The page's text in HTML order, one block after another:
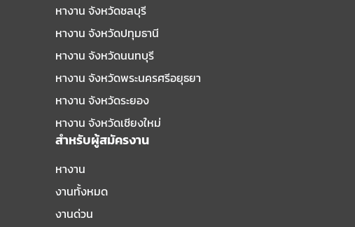
หางาน จังหวัดชลบุรี
หางาน จังหวัดปทุมธานี
หางาน จังหวัดนนทบุรี
หางาน จังหวัดพระนครศรีอยุธยา
หางาน จังหวัดระยอง
หางาน จังหวัดเชียงใหม่
สำหรับผู้สมัครงาน
หางาน
งานทั้งหมด
งานด่วน